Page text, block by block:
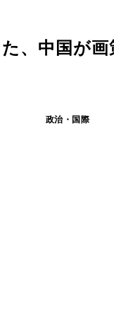
、中国が
政治・国際